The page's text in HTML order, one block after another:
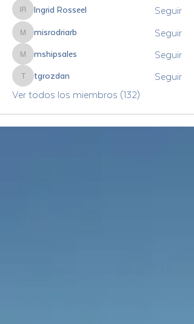
Ingrid Rosseel
Ingrid Rosseel Seguir
misrodriarb
misrodriarb Seguir
mshipsales
mshipsales Seguir
tgrozdan
tgrozdan
Seguir
Ver todos los miembros (132)